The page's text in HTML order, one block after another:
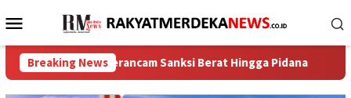
ke
Menu
Mobile
Breaking News
Terancam Sanksi Berat Hingga Pidana FORSIMEMA-